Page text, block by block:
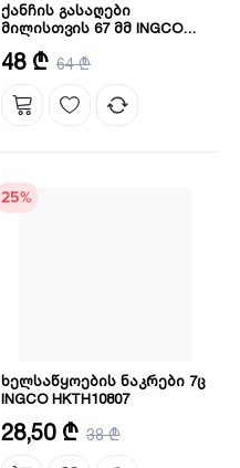
ქანჩის გასაღები
მილისთვის 67 მმ INGCO
ზომა: 2"
მაქსიმალური მოჭერის
დიამეტრი: 67 მმ
48 ₾ 64 ₾
25%
ხელსაწყოების ნაკრები 7ც
INGCO HKTH10807
რაოდენობა: 7 ც
28,50 ₾ 38 ₾